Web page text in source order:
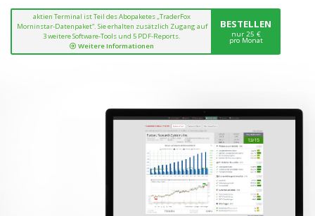
aktien Terminal ist Teil des Abopaketes „TraderFox
Morninstar-Datenpaket“. Sie erhalten zusätzlich Zugang auf
3 weitere Software-Tools und 5 PDF-Reports.
Weitere Informationen
BESTELLEN
nur 25 €
pro Monat